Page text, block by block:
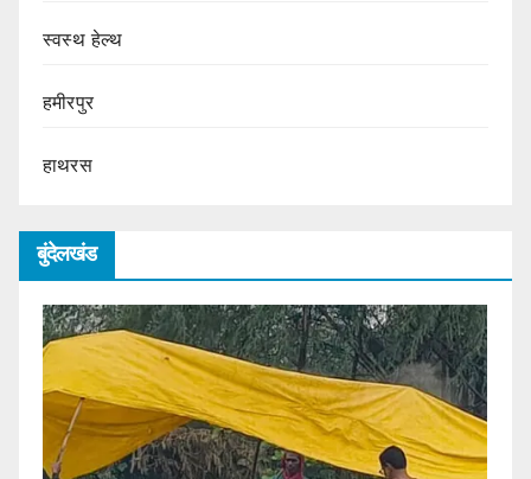
स्वस्थ हेल्थ
हमीरपुर
हाथरस
बुंदेलखंड